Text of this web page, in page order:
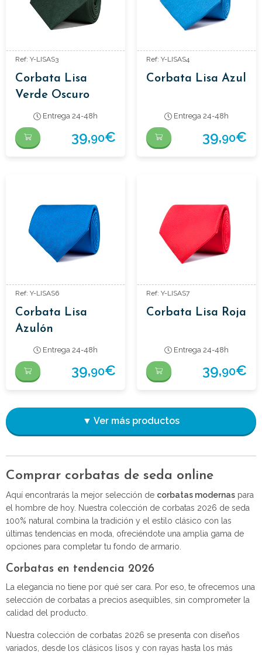
Ref: Y-LISAS3
Corbata Lisa
Verde Oscuro
Entrega 24-48h
39,90€
Ref: Y-LISAS4
Corbata Lisa Azul
Entrega 24-48h
39,90€
Ref: Y-LISAS6
Corbata Lisa
Azulón
Entrega 24-48h
39,90€
Ref: Y-LISAS7
Corbata Lisa Roja
Entrega 24-48h
39,90€
▼ Ver más productos
Comprar corbatas de seda online
Aquí encontrarás la mejor selección de corbatas modernas para
el hombre de hoy. Nuestra colección de corbatas 2026 de seda
100% natural combina la tradición y el estilo clásico con las
últimas tendencias en moda, ofreciéndote una amplia gama de
opciones para completar tu fondo de armario.
Corbatas en tendencia 2026
La elegancia no tiene por qué ser cara. Por eso, te ofrecemos una
selección de corbatas a precios asequibles, sin comprometer la
calidad del producto.
Nuestra colección de corbatas 2026 se presenta con diseños
variados, desde los clásicos lisos y con rayas hasta los más